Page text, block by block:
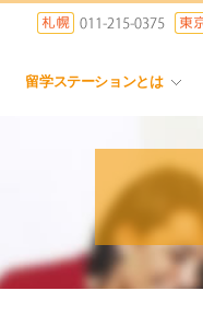
留学ステーションとは